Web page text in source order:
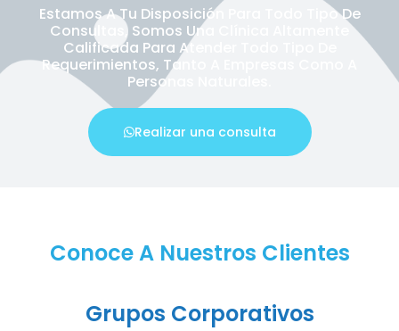
Estamos A Tu Disposición Para Todo Tipo De
Consultas, Somos Una Clínica Altamente
Calificada Para Atender Todo Tipo De
Requerimientos, Tanto A Empresas Como A
Personas Naturales.
Realizar una consulta
Conoce A Nuestros Clientes
Grupos Corporativos